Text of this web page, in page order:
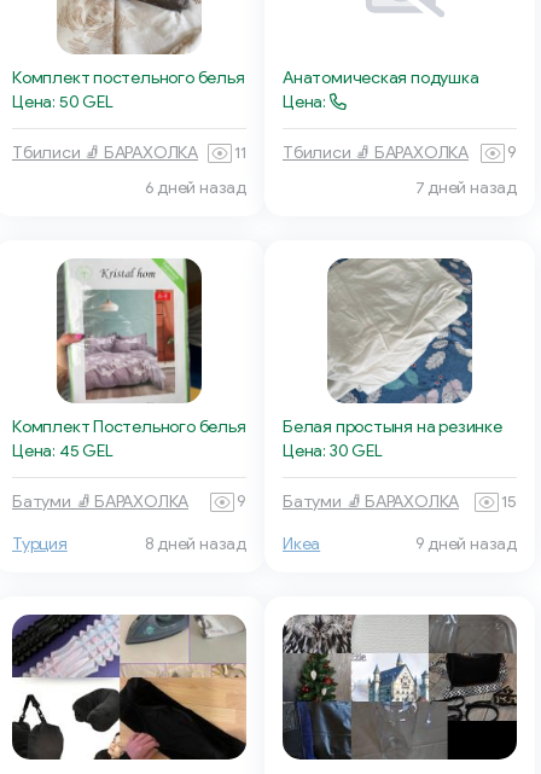
Комплект постельного белья
Цена: 50 GEL
Тбилиси 🧦 БАРАХОЛКА
11
6 дней назад
Анатомическая подушка
Цена:
Тбилиси 🧦 БАРАХОЛКА
9
7 дней назад
Комплект Постельного белья
Цена: 45 GEL
Батуми 🧦 БАРАХОЛКА 9
Турция 8 дней назад
Белая простыня на резинке
Цена: 30 GEL
Батуми 🧦 БАРАХОЛКА 15
Икеа 9 дней назад